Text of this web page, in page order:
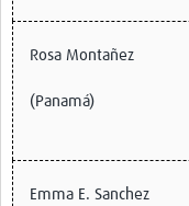
Rosa Montañez
(Panamá)
Emma E. Sanchez